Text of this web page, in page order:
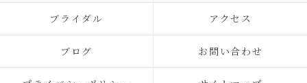
ブライダル アクセス
ブログ お問い合わせ